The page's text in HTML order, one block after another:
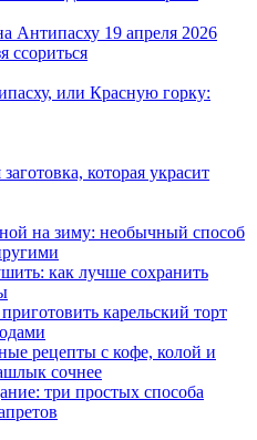
Антипасху 19 апреля 2026
ссориться
или Красную горку:
которая украсит
на зиму: необычный способ
как лучше сохранить
карельский торт
рецепты с кофе, колой и
сочнее
три простых способа